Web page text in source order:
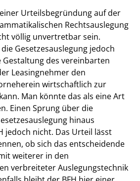
Urteilsbegründung auf der
Rechtsauslegung
völlig unvertretbar sein.
Gesetzesauslegung jedoch
des vereinbarten
Leasingnehmer den
wirtschaftlich zur
Man könnte das als eine Art
Einen Sprung über die
hinaus
jedoch nicht. Das Urteil lässt
ob sich das entscheidende
weiterer in den
verbreiteter Auslegungstechnik